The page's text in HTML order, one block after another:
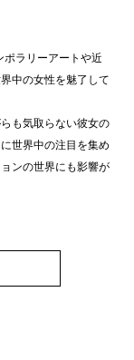
ラリーアートや近
中の女性を魅了して
も気取らない彼女の
世界中の注目を集め
ンの世界にも影響が